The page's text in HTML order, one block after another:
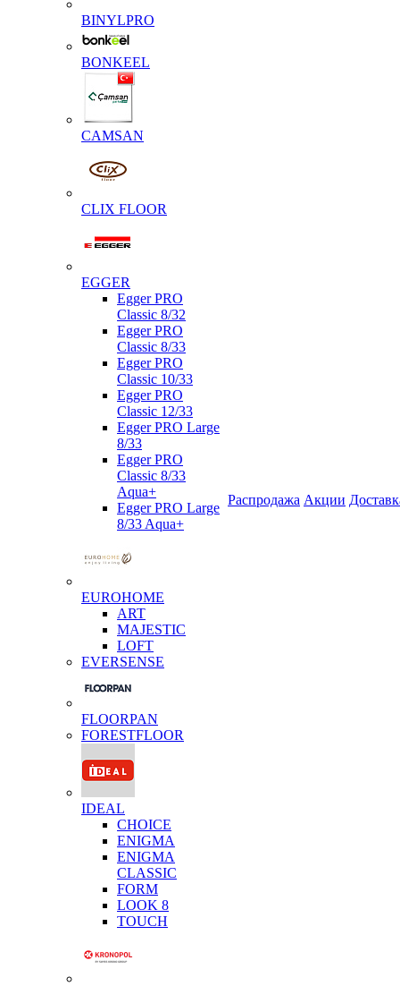
BINYLPRO
BONKEEL
CAMSAN
CLIX FLOOR
EGGER
Egger PRO
Classic 8/32
Egger PRO
Classic 8/33
Egger PRO
Classic 10/33
Egger PRO
Classic 12/33
Egger PRO Large
8/33
Egger PRO
Classic 8/33
Aqua+
Egger PRO Large
8/33 Aqua+
EUROHOME
ART
MAJESTIC
LOFT
EVERSENSE
FLOORPAN
FORESTFLOOR
IDEAL
CHOICE
ENIGMA
ENIGMA
CLASSIC
FORM
LOOK 8
TOUCH
Распродажа Акции